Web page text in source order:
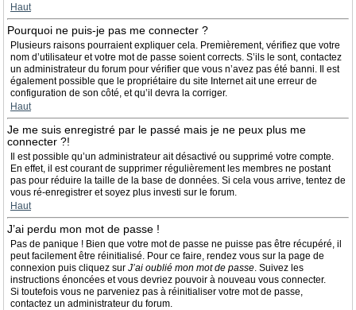
Haut
Pourquoi ne puis-je pas me connecter ?
Plusieurs raisons pourraient expliquer cela. Premièrement, vérifiez que votre
nom d’utilisateur et votre mot de passe soient corrects. S’ils le sont, contactez
un administrateur du forum pour vérifier que vous n’avez pas été banni. Il est
également possible que le propriétaire du site Internet ait une erreur de
configuration de son côté, et qu’il devra la corriger.
Haut
Je me suis enregistré par le passé mais je ne peux plus me
connecter ?!
Il est possible qu’un administrateur ait désactivé ou supprimé votre compte.
En effet, il est courant de supprimer régulièrement les membres ne postant
pas pour réduire la taille de la base de données. Si cela vous arrive, tentez de
vous ré-enregistrer et soyez plus investi sur le forum.
Haut
J’ai perdu mon mot de passe !
Pas de panique ! Bien que votre mot de passe ne puisse pas être récupéré, il
peut facilement être réinitialisé. Pour ce faire, rendez vous sur la page de
connexion puis cliquez sur J’ai oublié mon mot de passe. Suivez les
instructions énoncées et vous devriez pouvoir à nouveau vous connecter.
Si toutefois vous ne parveniez pas à réinitialiser votre mot de passe,
contactez un administrateur du forum.